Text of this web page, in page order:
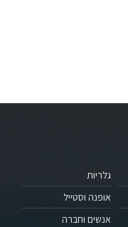
גלריות
אופנה וסטייל
אנשים וחברה